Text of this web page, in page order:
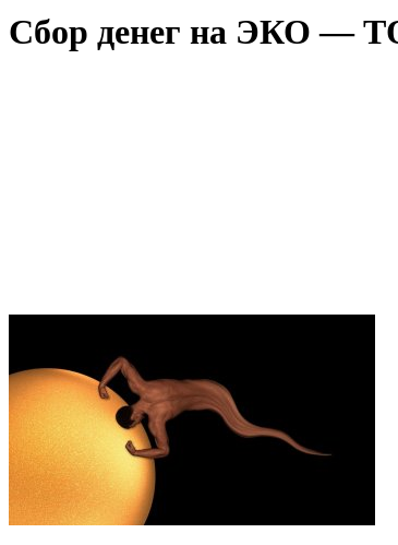
Сбор денег на ЭКО —